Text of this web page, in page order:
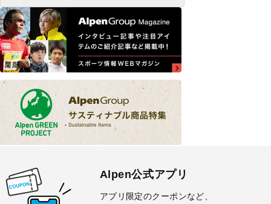
Alpen公式アプリ
アプリ限定のクーポンなど、